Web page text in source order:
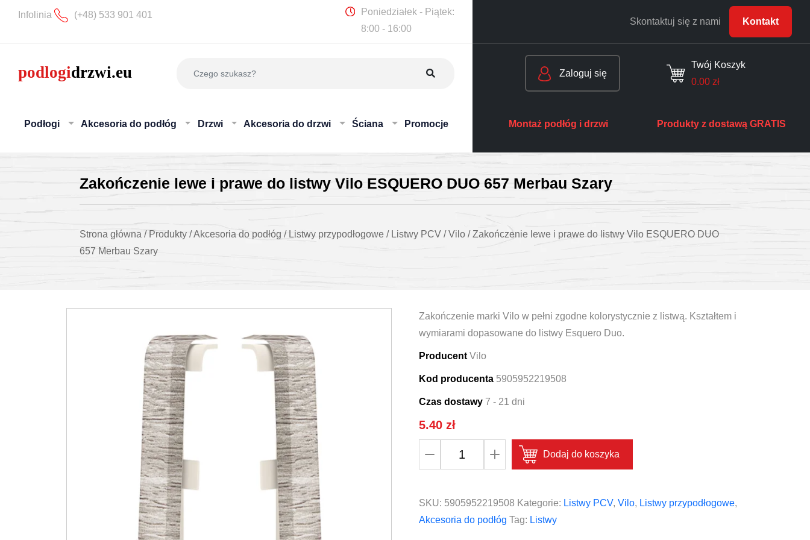
Infolinia (+48) 533 901 401
Poniedziałek - Piątek:
8:00 - 16:00
Skontaktuj się z nami Kontakt
Podłogi Akcesoria do podłóg Drzwi Akcesoria do drzwi Ściana Promocje
Zaloguj się
Twój Koszyk
0.00 zł
Montaż podłóg i drzwi Produkty z dostawą GRATIS
Zakończenie lewe i prawe do listwy Vilo ESQUERO DUO 657 Merbau Szary
Strona główna / Produkty /Akcesoria do podłóg / Listwy przypodłogowe / Listwy PCV /Vilo /Zakończenie lewe i prawe do listwy Vilo ESQUERO DUO
657 Merbau Szary
Zakończenie marki Vilo w pełni zgodne kolorystycznie z listwą. Kształtem i
wymiarami dopasowane do listwy Esquero Duo.
Producent Vilo
Kod producenta 5905952219508
Czas dostawy 7 - 21 dni
5.40 zł
i
prawe
Dodaj do koszyka
SKU: 5905952219508 Kategorie: Listwy PCV, Vilo, Listwy przypodłogowe,
Akcesoria do podłóg Tag: Listwy